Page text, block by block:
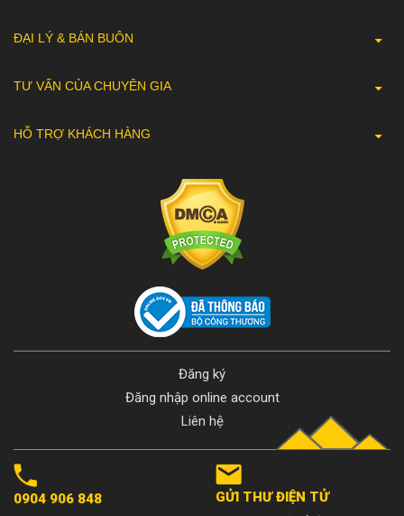
ĐẠI LÝ & BÁN BUÔN
TƯ VẤN CỦA CHUYÊN GIA
HỖ TRỢ KHÁCH HÀNG
Đăng ký
Đăng nhập online account
Liên hệ
0904 906 848
GỬI THƯ ĐIỆN TỬ